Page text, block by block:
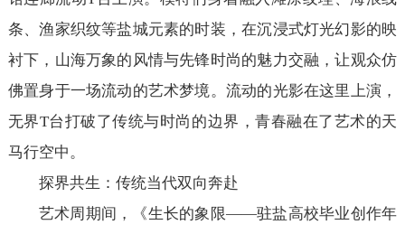
条、渔家织纹等盐城元素的时装，在沉浸式灯光幻影的映
衬下，山海万象的风情与先锋时尚的魅力交融，让观众仿
佛置身于一场流动的艺术梦境。流动的光影在这里上演，
无界T台打破了传统与时尚的边界，青春融在了艺术的天
马行空中。
探界共生：传统当代双向奔赴
艺术周期间，《生长的象限——驻盐高校毕业创作年